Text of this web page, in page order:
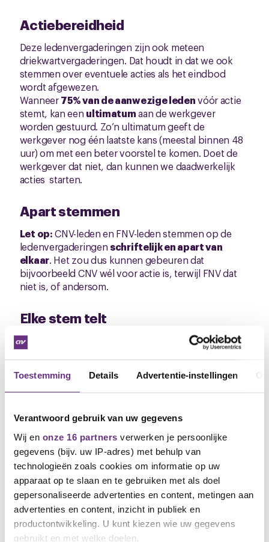
Toestemming Details Advertentie-instellingen
Verantwoord gebruik van uw gegevens
Wij en onze 16 partners verwerken je persoonlijke
gegevens (bijv. uw IP-adres) met behulp van
technologieën zoals cookies om informatie op uw
apparaat op te slaan en te gebruiken met als doel
gepersonaliseerde advertenties en content, metingen aan
advertenties en content, inzicht in publiek en
productontwikkeling. U kunt kiezen wie uw gegevens
gebruikt en met welke doelen.
Actiebereidheid
Deze ledenvergaderingen zijn ook meteen
driekwartvergaderingen. Dat houdt in dat we ook
stemmen over eventuele acties als het eindbod
wordt afgewezen.
Wanneer75% van de aanwezige ledenvóór actie
stemt, kan een ultimatumaan de werkgever
worden gestuurd. Zo’n ultimatum geeft de
werkgever nog één laatste kans (meestal binnen 48
uur) om met een beter voorstel te komen. Doet de
werkgever dat niet, dan kunnen we daadwerkelijk
acties starten.
Apart stemmen
Let op:CNV-leden en FNV-leden stemmen op de
ledenvergaderingen schriftelijk en apart van
elkaar. Het zou dus kunnen gebeuren dat
bijvoorbeeld CNV wél voor actie is, terwijl FNV dat
niet is, of andersom.
Elke stem telt
Jouw stem is belangrijk! Je kunt
niet bij machtiging
stemmen dus kom daarom naar de
het eindbod en van mogelijke acties.
Datum, locatie & tijd
ledenvergaderingen
Dinsdag 28 oktober - De Molenberg, Molenberg 11 in
Delfzijl.
De ledenbijeenkomsten zijn om 13.00 uur, 15.30
uur en 19.30 uur.
Mede namens mijn FNV-bestuurders,